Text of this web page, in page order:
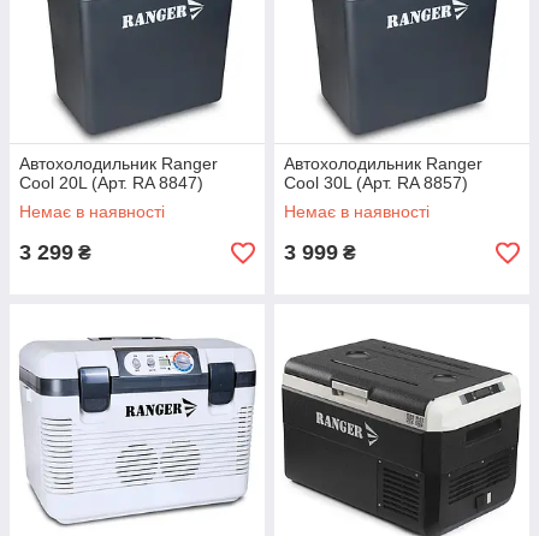
Автохолодильник Ranger
Cool 20L (Арт. RA 8847)
Немає в наявності
3 299 ₴
Автохолодильник Ranger
Cool 30L (Арт. RA 8857)
Немає в наявності
3 999 ₴